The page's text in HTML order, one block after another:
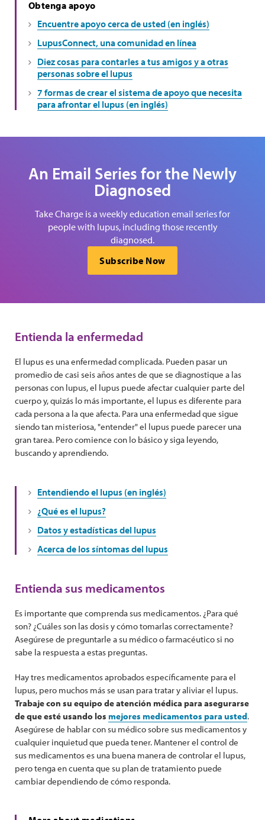
Obtenga apoyo
Encuentre apoyo cerca de usted (en inglés)
LupusConnect, una comunidad en línea
Diez cosas para contarles a tus amigos y a otras
personas sobre el lupus
7 formas de crear el sistema de apoyo que necesita
para afrontar el lupus (en inglés)
An Email Series for the Newly
Diagnosed
Take Charge is a weekly education email series for
people with lupus, including those recently
diagnosed.
Subscribe Now
Entienda la enfermedad
El lupus es una enfermedad complicada. Pueden pasar un
promedio de casi seis años antes de que se diagnostique a las
personas con lupus, el lupus puede afectar cualquier parte del
cuerpo y, quizás lo más importante, el lupus es diferente para
cada persona a la que afecta. Para una enfermedad que sigue
siendo tan misteriosa, "entender" el lupus puede parecer una
gran tarea. Pero comience con lo básico y siga leyendo,
buscando y aprendiendo.
Entendiendo el lupus (en inglés)
¿Qué es el lupus?
Datos y estadísticas del lupus
Acerca de los síntomas del lupus
Entienda sus medicamentos
Es importante que comprenda sus medicamentos. ¿Para qué
son? ¿Cuáles son las dosis y cómo tomarlas correctamente?
Asegúrese de preguntarle a su médico o farmacéutico si no
sabe la respuesta a estas preguntas.
Hay tres medicamentos aprobados específicamente para el
lupus, pero muchos más se usan para tratar y aliviar el lupus.
Trabaje con su equipo de atención médica para asegurarse
de que esté usando los mejores medicamentos para usted.
Asegúrese de hablar con su médico sobre sus medicamentos y
cualquier inquietud que pueda tener. Mantener el control de
sus medicamentos es una buena manera de controlar el lupus,
pero tenga en cuenta que su plan de tratamiento puede
cambiar dependiendo de cómo responda.